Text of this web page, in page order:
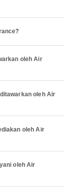
oleh Air
oleh Air
oleh Air
oleh Air